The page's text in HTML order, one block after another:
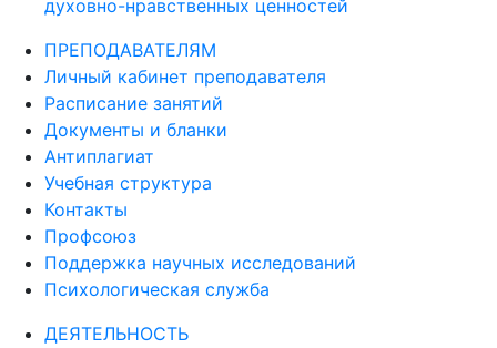
духовно-нравственных ценностей
ПРЕПОДАВАТЕЛЯМ
Личный кабинет преподавателя
Расписание занятий
Документы и бланки
Антиплагиат
Учебная структура
Контакты
Профсоюз
Поддержка научных исследований
Психологическая служба
ДЕЯТЕЛЬНОСТЬ